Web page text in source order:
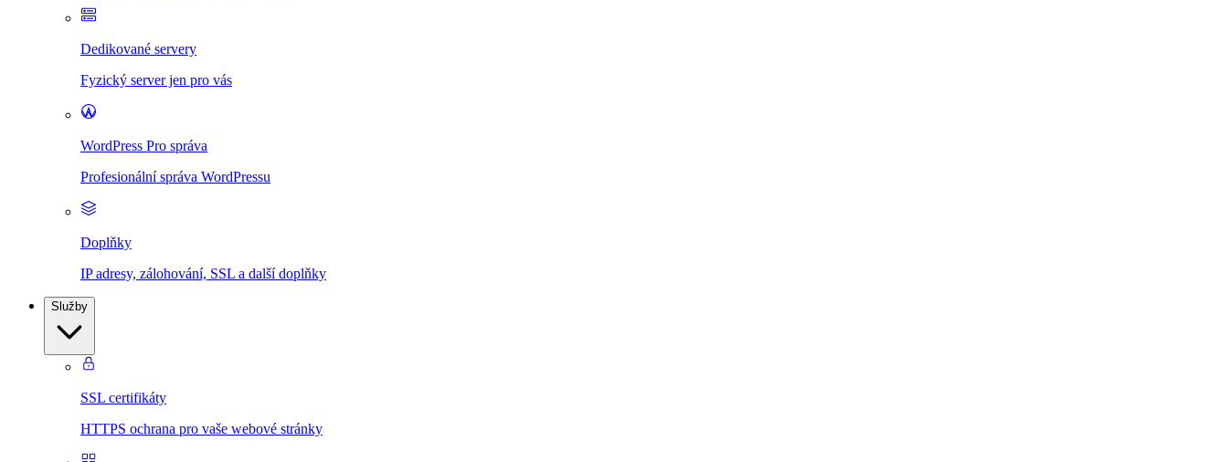
Dedikované servery
Fyzický server jen pro vás
WordPress Pro správa
Profesionální správa WordPressu
Doplňky
IP adresy, zálohování, SSL a další doplňky
Služby
SSL certifikáty
HTTPS ochrana pro vaše webové stránky